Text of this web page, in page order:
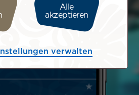
Alle
akzeptieren
verwalten